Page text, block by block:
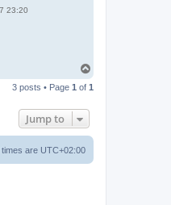
23:20
p
3 posts • Page 1 of 1
Jump to
times are UTC+02:00